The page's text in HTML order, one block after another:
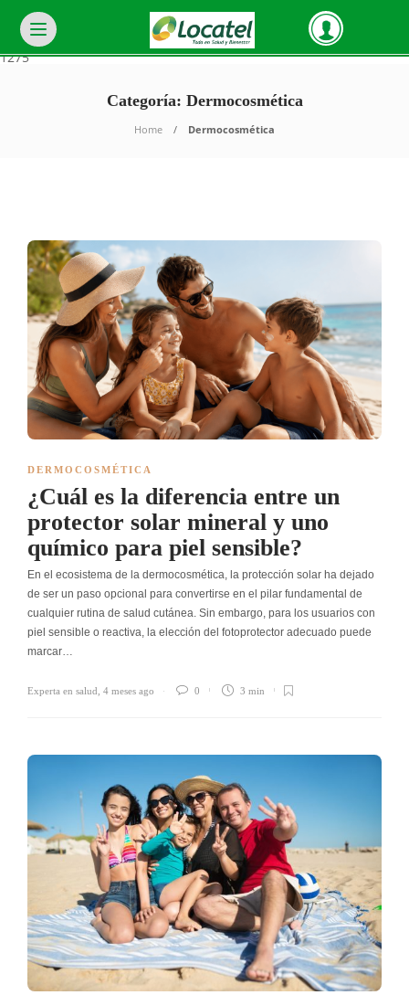
Warning: Invalid argument supplied for foreach() in
/var/www/html/wp-
content/plugins/unyson/framework/helpers/general.php
1275
Categoría: Dermocosmética
Home Dermocosmética
DERMOCOSMÉTICA
¿Cuál es la diferencia entre un
protector solar mineral y uno
químico para piel sensible?
En el ecosistema de la dermocosmética, la protección solar ha dejado
de ser un paso opcional para convertirse en el pilar fundamental de
cualquier rutina de salud cutánea. Sin embargo, para los usuarios con
piel sensible o reactiva, la elección del fotoprotector adecuado puede
marcar…
Experta en salud 4 meses ago 0 3 min